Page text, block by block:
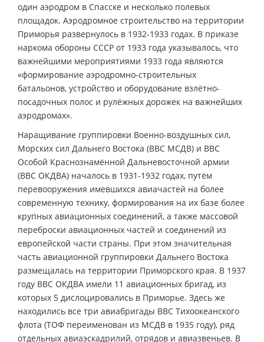
один аэродром в Спасске и несколько полевых
площадок. Аэродромное строительство на территории
Приморья развернулось в 1932-1933 годах. В приказе
наркома обороны СССР от 1933 года указывалось, что
важнейшими мероприятиями 1933 года являются
«формирование аэродромно-строительных
батальонов, устройство и оборудование взлётно-
посадочных полос и рулёжных дорожек на важнейших
аэродромах».
Наращивание группировки Военно-воздушных сил,
Морских сил Дальнего Востока (ВВС МСДВ) и ВВС
Особой Краснознамённой Дальневосточной армии
(ВВС ОКДВА) началось в 1931-1932 годах, путём
перевооружения имевшихся авиачастей на более
современную технику, формирования на их базе более
крупных авиационных соединений, а также массовой
переброски авиационных частей и соединений из
европейской части страны. При этом значительная
часть авиационной группировки Дальнего Востока
размещалась на территории Приморского края. В 1937
году ВВС ОКДВА имели 11 авиационных бригад, из
которых 5 дислоцировались в Приморье. Здесь же
находились все три авиабригады ВВС Тихоокеанского
флота (ТОФ переименован из МСДВ в 1935 году), ряд
отдельных авиаэскадрилий, отрядов и авиазвеньев. В